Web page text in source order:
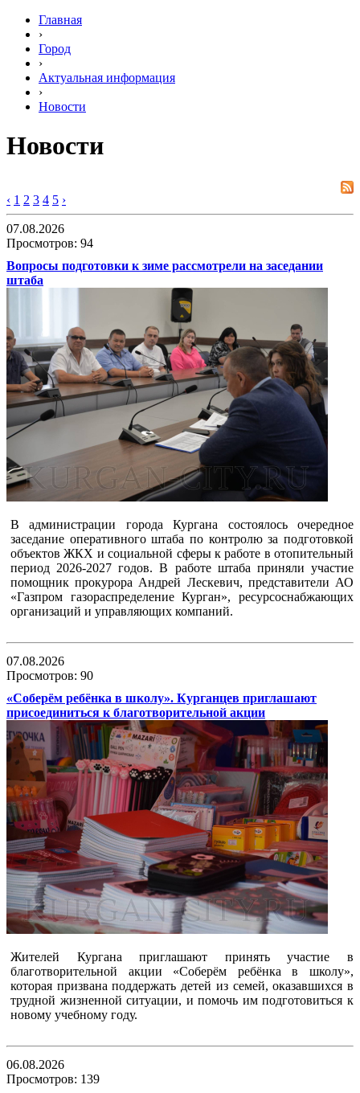
Главная
›
Город
›
Актуальная информация
›
Новости
Новости
‹ 1 2 3 4 5 ›
07.08.2026
Просмотров: 94
Вопросы подготовки к зиме рассмотрели на заседании
штаба
В администрации города Кургана состоялось очередное
заседание оперативного штаба по контролю за подготовкой
объектов ЖКХ и социальной сферы к работе в отопительный
период 2026-2027 годов. В работе штаба приняли участие
помощник прокурора Андрей Лескевич, представители АО
«Газпром газораспределение Курган», ресурсоснабжающих
организаций и управляющих компаний.
07.08.2026
Просмотров: 90
«Соберём ребёнка в школу». Курганцев приглашают
присоединиться к благотворительной акции
Жителей Кургана приглашают принять участие в
благотворительной акции «Соберём ребёнка в школу»,
которая призвана поддержать детей из семей, оказавшихся в
трудной жизненной ситуации, и помочь им подготовиться к
новому учебному году.
06.08.2026
Просмотров: 139